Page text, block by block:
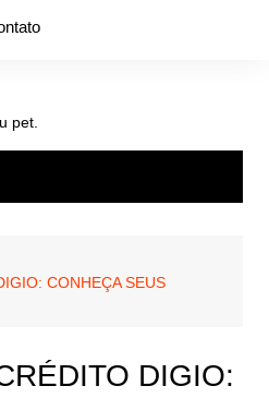
pet.
CONHEÇA SEUS
DIGIO: